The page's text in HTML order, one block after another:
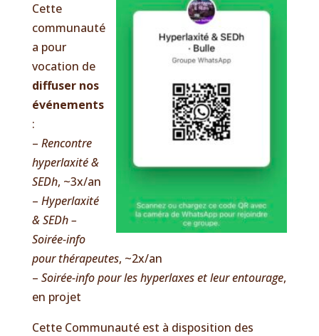
Cette
communauté
a pour
vocation de
diffuser nos
événements
:
– Rencontre
hyperlaxité &
SEDh, ~3x/an
– ⁠ Hyperlaxité
& SEDh –
Soirée-info
pour thérapeutes, ~2x/an
– ⁠ Soirée-info pour les hyperlaxes et leur entourage,
en projet
Cette Communauté est à disposition des